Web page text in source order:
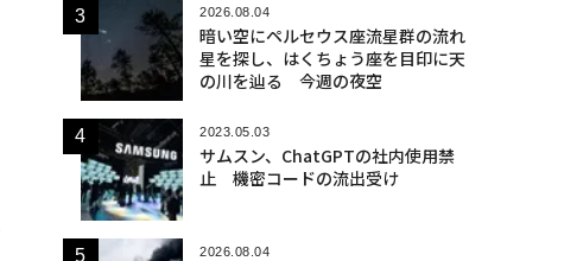
2026.08.04
暗い空にペルセウス座流星群の流れ
星を探し、はくちょう座を目印に天
の川を辿る 今週の夜空
2023.05.03
サムスン、ChatGPTの社内使用禁
止 機密コードの流出受け
2026.08.04